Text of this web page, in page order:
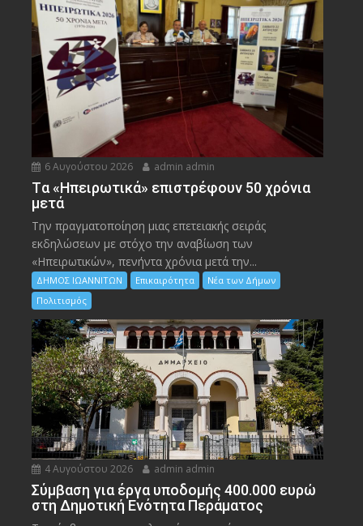
6 Αυγούστου 2026 admin admin
Tα «Ηπειρωτικά» επιστρέφουν 50 χρόνια
μετά
Την πραγματοποίηση μιας επετειακής σειράς
εκδηλώσεων με στόχο την αναβίωση των
«Ηπειρωτικών», πενήντα χρόνια μετά την...
ΔΗΜΟΣ ΙΩΑΝΝΙΤΩΝ Επικαιρότητα
Νέα των Δήμων
Πολιτισμός
4 Αυγούστου 2026 admin admin
Σύμβαση για έργα υποδομής 400.000 ευρώ
στη Δημοτική Ενότητα Περάματος